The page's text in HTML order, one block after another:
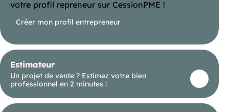
votre profil repreneur sur CessionPME !
Créer mon profil entrepreneur
Estimateur
Un projet de vente ? Estimez votre bien
professionnel en 2 minutes !